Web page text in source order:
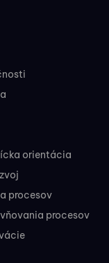
orientácia
procesov
procesov